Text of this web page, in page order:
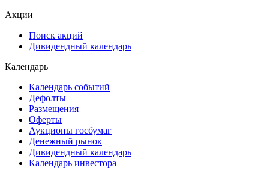
Акции
Поиск акций
Дивидендный календарь
Календарь
Календарь событий
Дефолты
Размещения
Оферты
Аукционы госбумаг
Денежный рынок
Дивидендный календарь
Календарь инвестора